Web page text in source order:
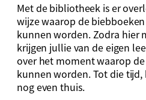
Met de bibliotheek is er
wijze waarop de
kunnen worden. Zodra hier
krijgen jullie van de eigen
over het moment waarop
kunnen worden. Tot die
nog even thuis.